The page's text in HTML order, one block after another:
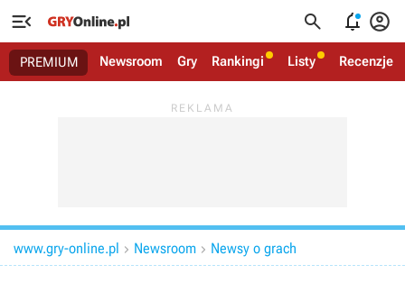
   
PREMIUM Newsroom Gry Rankingi Listy Recenzje
www.gry-online.pl  Newsroom  Newsy o grach